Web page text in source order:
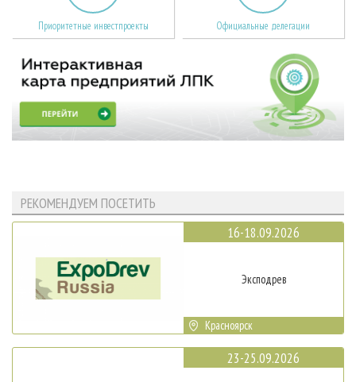
Приоритетные инвестпроекты Официальные делегации
РЕКОМЕНДУЕМ ПОСЕТИТЬ
16-18.09.2026
Эксподрев
Красноярск
23-25.09.2026